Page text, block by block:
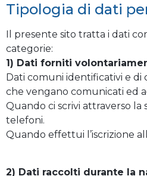
Tipologia di dati
Il presente sito tratta i dati
categorie:
1) Dati forniti
Dati comuni identificativi e
che vengano comunicati ed
Quando ci scrivi attraverso la
telefoni.
Quando effettui l’iscrizione
2) Dati raccolti durante la